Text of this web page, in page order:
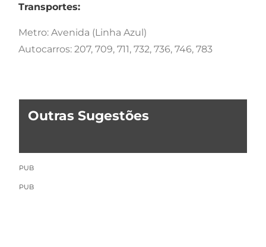
Transportes:
Metro: Avenida (Linha Azul)
Autocarros: 207, 709, 711, 732, 736, 746, 783
Outras Sugestões
PUB
PUB